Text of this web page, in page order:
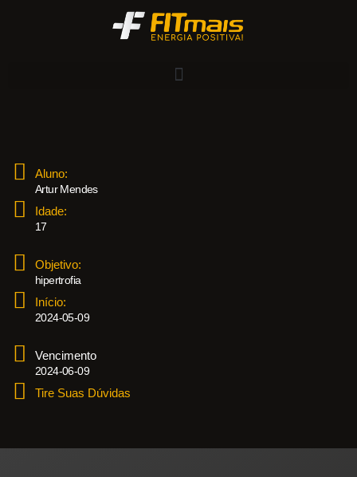
Aluno:
Artur Mendes
Idade:
17
Objetivo:
hipertrofia
Início:
2024-05-09
Vencimento
2024-06-09
Tire Suas Dúvidas